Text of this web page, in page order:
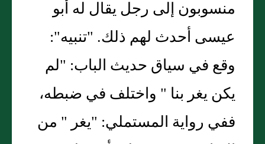
منسوبون إلى رجل يقال له أبو
عيسى أحدث لهم ذلك. "تنبيه":
وقع في سياق حديث الباب: "لم
يكن يغر بنا " واختلف في ضبطه،
ففي رواية المستملي: "يغر " من